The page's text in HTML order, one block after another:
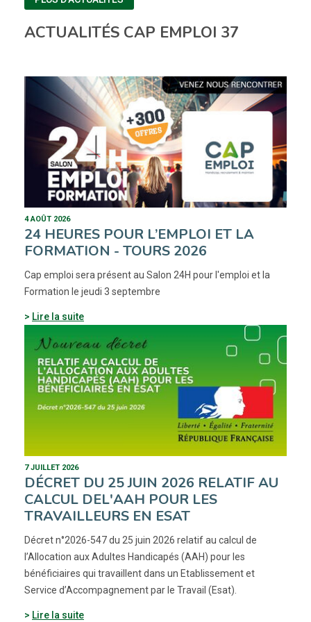
ACTUALITÉS CAP EMPLOI 37
4 AOÛT 2026
24 HEURES POUR L’EMPLOI ET LA
FORMATION - TOURS 2026
Cap emploi sera présent au Salon 24H pour l'emploi et la
Formation le jeudi 3 septembre
Lire la suite
7 JUILLET 2026
DÉCRET DU 25 JUIN 2026 RELATIF AU
CALCUL DEL'AAH POUR LES
TRAVAILLEURS EN ESAT
Décret n°2026-547 du 25 juin 2026 relatif au calcul de
l’Allocation aux Adultes Handicapés (AAH) pour les
bénéficiaires qui travaillent dans un Etablissement et
Service d’Accompagnement par le Travail (Esat).
Lire la suite